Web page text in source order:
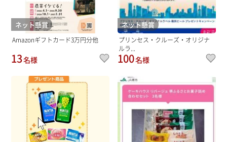
ネット懸賞
Amazonギフトカード3万円分他
13名様
ネット懸賞
プリンセス・クルーズ・オリジナ
ルラ...
100名様